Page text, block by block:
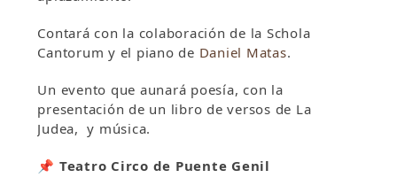
Contará con la colaboración de la Schola
Cantorum y el piano de Daniel Matas.
Un evento que aunará poesía, con la
presentación de un libro de versos de La
Judea, y música.
📌 Teatro Circo de Puente Genil